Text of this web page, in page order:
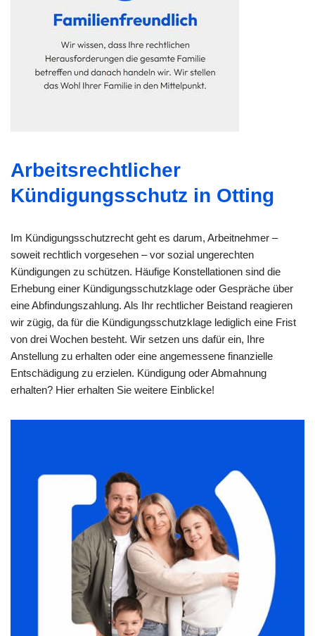
Arbeitsrechtlicher
Kündigungsschutz in Otting
Im Kündigungsschutzrecht geht es darum, Arbeitnehmer –
soweit rechtlich vorgesehen – vor sozial ungerechten
Kündigungen zu schützen. Häufige Konstellationen sind die
Erhebung einer Kündigungsschutzklage oder Gespräche über
eine Abfindungszahlung. Als Ihr rechtlicher Beistand reagieren
wir zügig, da für die Kündigungsschutzklage lediglich eine Frist
von drei Wochen besteht. Wir setzen uns dafür ein, Ihre
Anstellung zu erhalten oder eine angemessene finanzielle
Entschädigung zu erzielen. Kündigung oder Abmahnung
erhalten? Hier erhalten Sie weitere Einblicke!